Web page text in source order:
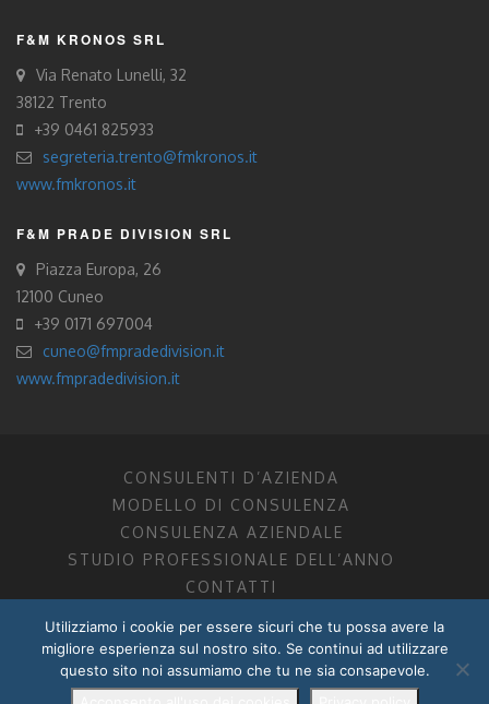
F&M KRONOS SRL
Via Renato Lunelli, 32
38122 Trento
+39 0461 825933
segreteria.trento@fmkronos.it
www.fmkronos.it
F&M PRADE DIVISION SRL
Piazza Europa, 26
12100 Cuneo
+39 0171 697004
cuneo@fmpradedivision.it
www.fmpradedivision.it
CONSULENTI D’AZIENDA
MODELLO DI CONSULENZA
CONSULENZA AZIENDALE
STUDIO PROFESSIONALE DELL’ANNO
CONTATTI
FM CONSULENTI D’AZIENDA SOCIETÀ TRA PROFESSIONISTI
DOTTORI COMMERCIALISTI MANTOVA, PORDENONE, TRENTO
P.I. 01599280201
Utilizziamo i cookie per essere sicuri che tu possa avere la
migliore esperienza sul nostro sito. Se continui ad utilizzare
questo sito noi assumiamo che tu ne sia consapevole.